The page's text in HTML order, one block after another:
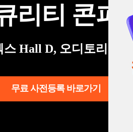
리티 콘퍼
Hall D, 오디토리움
무료 사전등록 바로가기